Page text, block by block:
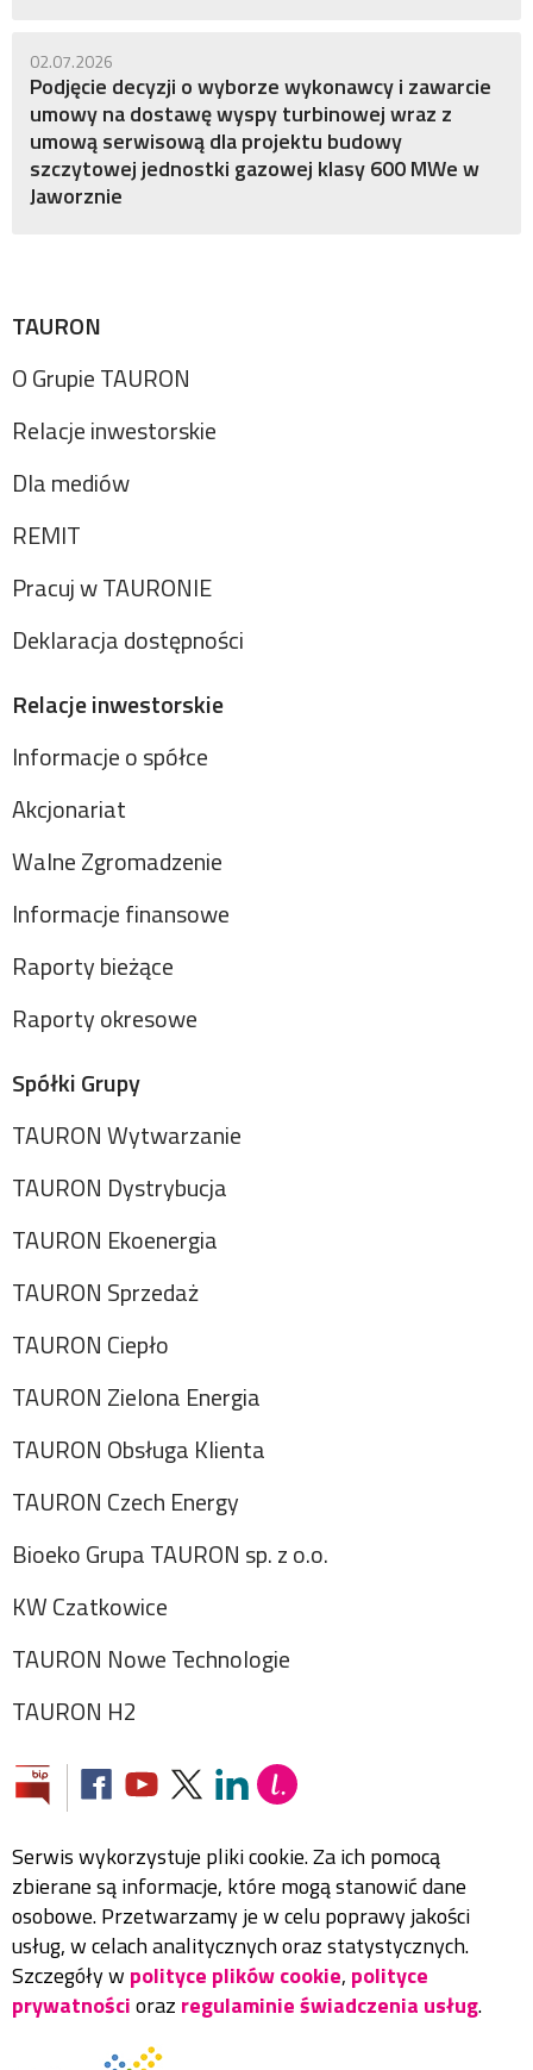
02.07.2026
Podjęcie decyzji o wyborze wykonawcy i zawarcie
umowy na dostawę wyspy turbinowej wraz z
umową serwisową dla projektu budowy
szczytowej jednostki gazowej klasy 600 MWe w
Jaworznie
TAURON
O Grupie TAURON
Relacje inwestorskie
Dla mediów
REMIT
Pracuj w TAURONIE
Deklaracja dostępności
Relacje inwestorskie
Informacje o spółce
Akcjonariat
Walne Zgromadzenie
Informacje finansowe
Raporty bieżące
Raporty okresowe
Spółki Grupy
TAURON Wytwarzanie
TAURON Dystrybucja
TAURON Ekoenergia
TAURON Sprzedaż
TAURON Ciepło
TAURON Zielona Energia
TAURON Obsługa Klienta
TAURON Czech Energy
Bioeko Grupa TAURON sp. z o.o.
KW Czatkowice
TAURON Nowe Technologie
TAURON H2
Serwis wykorzystuje pliki cookie. Za ich pomocą
zbierane są informacje, które mogą stanowić dane
osobowe. Przetwarzamy je w celu poprawy jakości
usług, w celach analitycznych oraz statystycznych.
Szczegóły w polityce plików cookie, polityce
prywatnościoraz regulaminie świadczenia usług.